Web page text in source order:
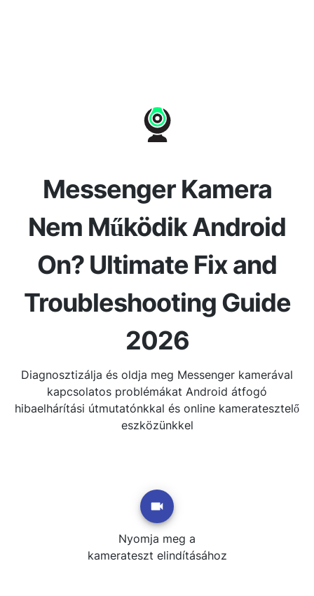
Messenger Kamera
Nem Működik Android
On? Ultimate Fix and
Troubleshooting Guide
2026
Diagnosztizálja és oldja meg Messenger kamerával
kapcsolatos problémákat Android átfogó
hibaelhárítási útmutatónkkal és online kameratesztelő
eszközünkkel
Nyomja meg a
kamerateszt elindításához